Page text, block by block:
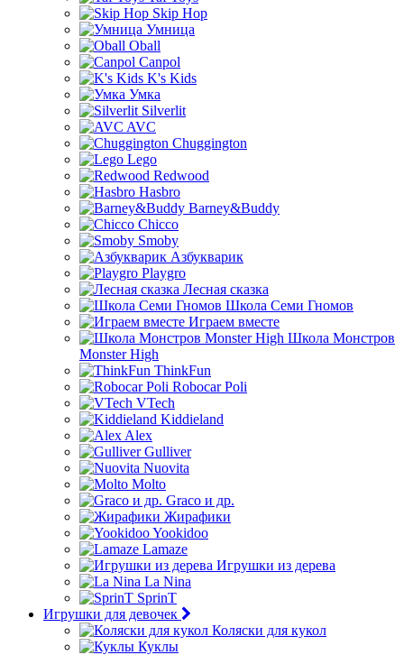
Skip Hop
Умница
Oball
Canpol
K's Kids
Умка
Silverlit
AVC
Chuggington
Lego
Redwood
Hasbro
Barney&Buddy
Chicco
Smoby
Азбукварик
Playgro
Лесная сказка
Школа Семи Гномов
Играем вместе
Школа Монстров
Monster High
ThinkFun
Robocar Poli
VTech
Kiddieland
Alex
Gulliver
Nuovita
Molto
Graco и др.
Жирафики
Yookidoo
Lamaze
Игрушки из дерева
La Nina
SprinT
Игрушки для девочек
Коляски для кукол
Куклы